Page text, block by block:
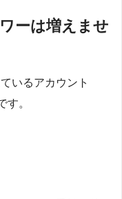
ーは増えませ
いるアカウント
す。